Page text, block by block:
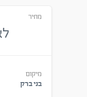
מחיר
מיקום
בני ברק